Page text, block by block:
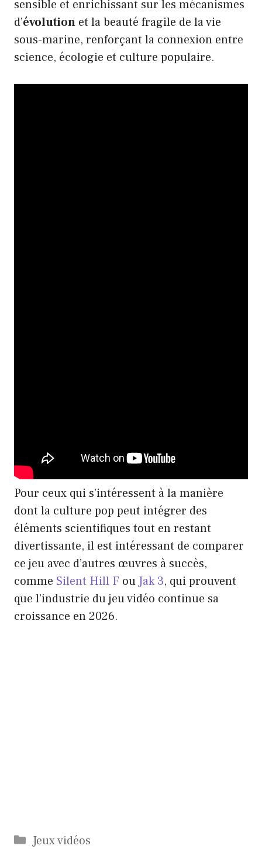
sensible et enrichissant sur les mécanismes
d’évolution et la beauté fragile de la vie
sous-marine, renforçant la connexion entre
science, écologie et culture populaire.
Pour ceux qui s’intéressent à la manière
dont la culture pop peut intégrer des
éléments scientifiques tout en restant
divertissante, il est intéressant de comparer
ce jeu avec d’autres œuvres à succès,
comme Silent Hill F ou Jak 3, qui prouvent
que l’industrie du jeu vidéo continue sa
croissance en 2026.
Catégories
Jeux vidéos